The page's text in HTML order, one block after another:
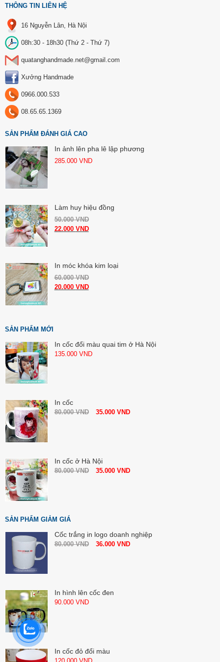
THÔNG TIN LIÊN HỆ
16 Nguyễn Lân, Hà Nội
08h:30 - 18h30 (Thứ 2 - Thứ 7)
quatanghandmade.net@gmail.com
Xưởng Handmade
0966.000.533
08.65.65.1369
SẢN PHẨM ĐÁNH GIÁ CAO
In ảnh lên pha lê lập phương
285.000 VND
Làm huy hiệu đồng
50.000VND
22.000 VND
In móc khóa kim loại
60.000VND
20.000 VND
SẢN PHẨM MỚI
In cốc đổi màu quai tim ở Hà Nội
135.000 VND
In cốc
80.000VND 35.000 VND
In cốc ở Hà Nội
80.000VND 35.000 VND
SẢN PHẨM GIẢM GIÁ
Cốc trắng in logo doanh nghiệp
80.000VND 36.000 VND
In hình lên cốc đen
90.000 VND
In cốc đỏ đổi màu